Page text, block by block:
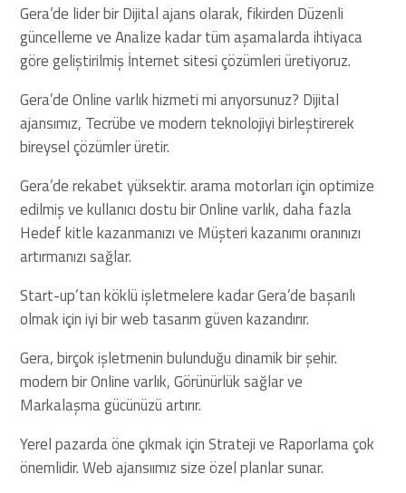
Gera’de lider bir Dijital ajans olarak, fikirden Düzenli
güncelleme ve Analize kadar tüm aşamalarda ihtiyaca
göre geliştirilmiş İnternet sitesi çözümleri üretiyoruz.
Gera’de Online varlık hizmeti mi arıyorsunuz? Dijital
ajansımız, Tecrübe ve modern teknolojiyi birleştirerek
bireysel çözümler üretir.
Gera’de rekabet yüksektir. arama motorları için optimize
edilmiş ve kullanıcı dostu bir Online varlık, daha fazla
Hedef kitle kazanmanızı ve Müşteri kazanımı oranınızı
artırmanızı sağlar.
Start-up’tan köklü işletmelere kadar Gera’de başarılı
olmak için iyi bir web tasarım güven kazandırır.
Gera, birçok işletmenin bulunduğu dinamik bir şehir.
modern bir Online varlık, Görünürlük sağlar ve
Markalaşma gücünüzü artırır.
Yerel pazarda öne çıkmak için Strateji ve Raporlama çok
önemlidir. Web ajansıımız size özel planlar sunar.